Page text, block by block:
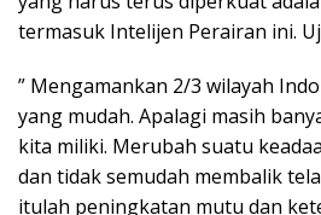
termasuk Intelijen Perairan ini.
” Mengamankan 2/3 wilayah
yang mudah. Apalagi masih
kita miliki. Merubah suatu
dan tidak semudah membalik
itulah peningkatan mutu dan